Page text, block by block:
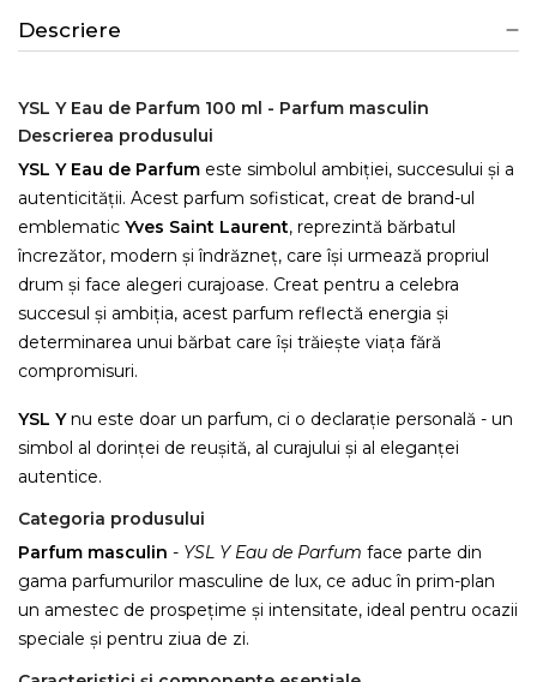
Descriere
YSL Y Eau de Parfum 100 ml - Parfum masculin
Descrierea produsului
YSL Y Eau de Parfum este simbolul ambiției, succesului și a
autenticității. Acest parfum sofisticat, creat de brand-ul
emblematic Yves Saint Laurent, reprezintă bărbatul
încrezător, modern și îndrăzneț, care își urmează propriul
drum și face alegeri curajoase. Creat pentru a celebra
succesul și ambiția, acest parfum reflectă energia și
determinarea unui bărbat care își trăiește viața fără
compromisuri.
YSL Ynu este doar un parfum, ci o declarație personală - un
simbol al dorinței de reușită, al curajului și al eleganței
autentice.
Categoria produsului
Parfum masculin - YSL Y Eau de Parfum face parte din
gama parfumurilor masculine de lux, ce aduc în prim-plan
un amestec de prospețime și intensitate, ideal pentru ocazii
speciale și pentru ziua de zi.